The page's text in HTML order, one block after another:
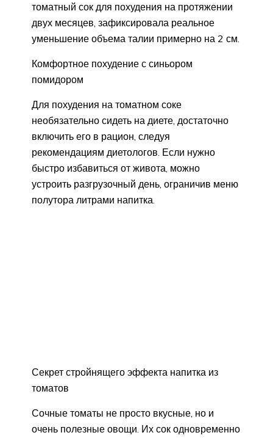
томатный сок для похудения на протяжении
двух месяцев, зафиксировала реальное
уменьшение объема талии примерно на 2 см.
Комфортное похудение с синьором
помидором
Для похудения на томатном соке
необязательно сидеть на диете, достаточно
включить его в рацион, следуя
рекомендациям диетологов. Если нужно
быстро избавиться от живота, можно
устроить разгрузочный день, ограничив меню
полутора литрами напитка.
Секрет стройнящего эффекта напитка из
томатов
Сочные томаты не просто вкусные, но и
очень полезные овощи. Их сок одновременно